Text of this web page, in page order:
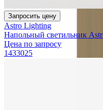
Запросить цену
Astro Lighting
Напольный светильник
Цена по запросу
1433025